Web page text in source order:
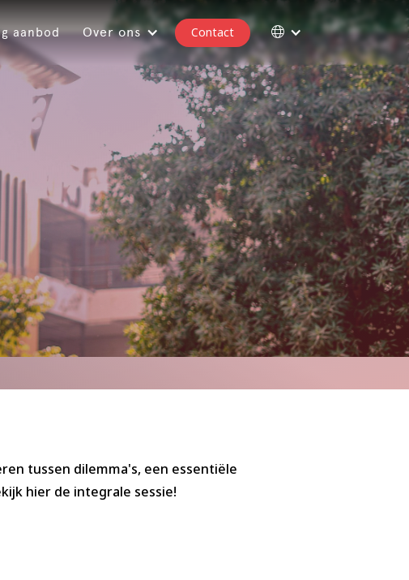
aanbod Over ons Contact
tussen dilemma's, een essentiële
hier de integrale sessie!